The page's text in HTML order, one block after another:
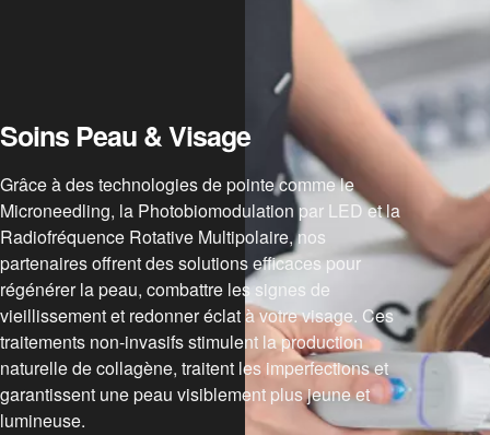
Soins Peau & Visage
Grâce à des technologies de pointe comme le
Microneedling, la Photobiomodulation par LED et la
Radiofréquence Rotative Multipolaire, nos
partenaires offrent des solutions efficaces pour
régénérer la peau, combattre les signes de
vieillissement et redonner éclat à votre visage. Ces
traitements non-invasifs stimulent la production
naturelle de collagène, traitent les imperfections et
garantissent une peau visiblement plus jeune et
lumineuse.